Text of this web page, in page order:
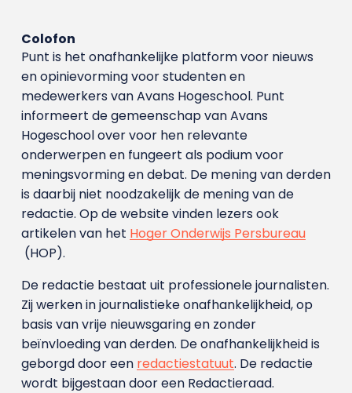
Colofon
Punt is het onafhankelijke platform voor nieuws
en opinievorming voor studenten en
medewerkers van Avans Hoge­school. Punt
informeert de gemeenschap van Avans
Hogeschool over voor hen relevante
onderwerpen en fungeert als podium voor
meningsvorming en debat. De mening van derden
is daarbij niet noodzakelijk de mening van de
redactie. Op de website vinden lezers ook
artikelen van het Hoger Onderwijs Persbureau
(HOP).
De redactie bestaat uit professionele journalisten.
Zij werken in journalistieke onafhankelijkheid, op
basis van vrije nieuwsgaring en zonder
beïnvloeding van derden. De onafhankelijkheid is
geborgd door een redactiestatuut. De redactie
wordt bijgestaan door een Redactieraad.